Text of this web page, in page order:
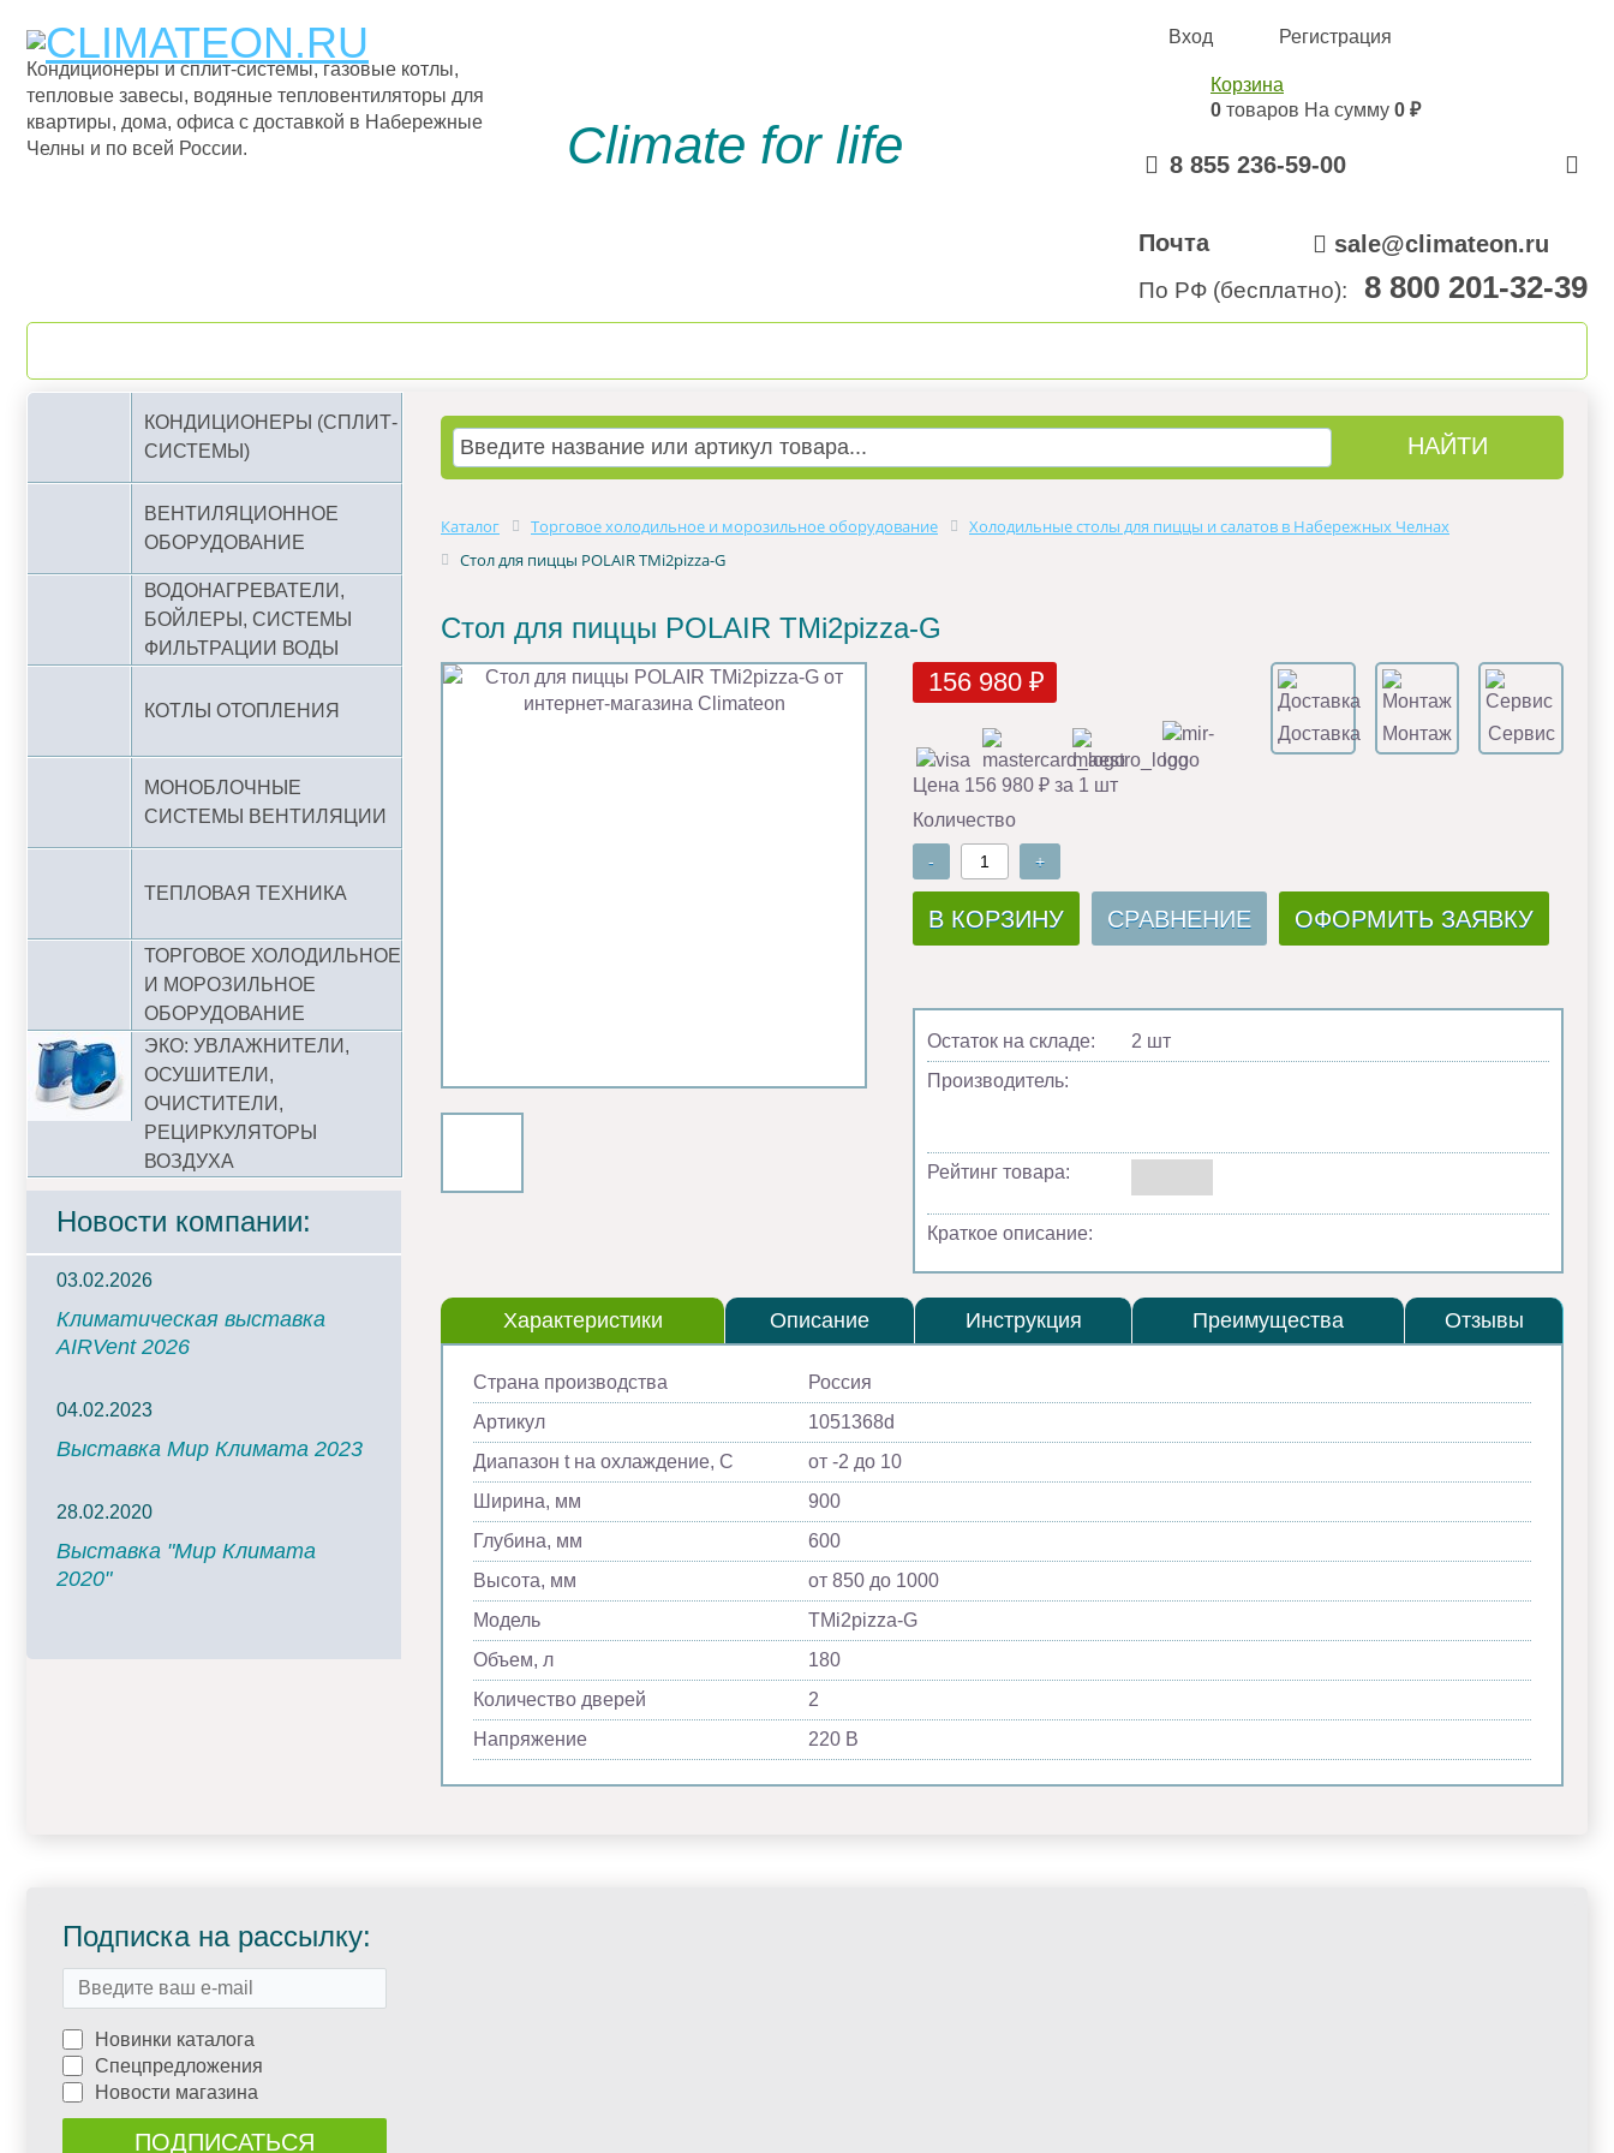
Кондиционеры и сплит-системы, газовые котлы,
тепловые завесы, водяные тепловентиляторы для
квартиры, дома, офиса с доставкой в Набережные
Челны и по всей России.
Climate for life
Вход Регистрация
Корзина
0 товаров На сумму 0 ₽
8 855 236-59-00
Почта sale@climateon.ru
По РФ (бесплатно): 8 800 201-32-39
КОНДИЦИОНЕРЫ (СПЛИТ-
СИСТЕМЫ)
ВЕНТИЛЯЦИОННОЕ
ОБОРУДОВАНИЕ
ВОДОНАГРЕВАТЕЛИ,
БОЙЛЕРЫ, СИСТЕМЫ
ФИЛЬТРАЦИИ ВОДЫ
КОТЛЫ ОТОПЛЕНИЯ
МОНОБЛОЧНЫЕ
СИСТЕМЫ ВЕНТИЛЯЦИИ
ТЕПЛОВАЯ ТЕХНИКА
ТОРГОВОЕ ХОЛОДИЛЬНОЕ
И МОРОЗИЛЬНОЕ
ОБОРУДОВАНИЕ
ЭКО: УВЛАЖНИТЕЛИ,
ОСУШИТЕЛИ,
ОЧИСТИТЕЛИ,
РЕЦИРКУЛЯТОРЫ
ВОЗДУХА
Новости компании:
03.02.2026
Климатическая выставка
AIRVent 2026
04.02.2023
Выставка Мир Климата 2023
28.02.2020
Выставка "Мир Климата
2020"
Каталог Торговое холодильное и морозильное оборудование
Холодильные столы для пиццы и салатов в Набережных Челнах
Стол для пиццы POLAIR TMi2pizza-G
Стол для пиццы POLAIR TMi2pizza-G
156 980 ₽
Доставка Монтаж Сервис
Цена 156 980 ₽ за 1 шт
Количество
- +
В КОРЗИНУ СРАВНЕНИЕ ОФОРМИТЬ ЗАЯВКУ
Остаток на складе:
2 шт
Производитель:
Рейтинг товара:
Краткое описание:
Характеристики Описание Инструкция Преимущества Отзывы
Страна производства
Россия
Артикул
1051368d
Диапазон t на охлаждение, С
от -2 до 10
Ширина, мм
900
Глубина, мм
600
Высота, мм
от 850 до 1000
Модель
TMi2pizza-G
Объем, л
180
Количество дверей
2
Напряжение
220 В
Подписка на рассылку:
Новинки каталога
Спецпредложения
Новости магазина